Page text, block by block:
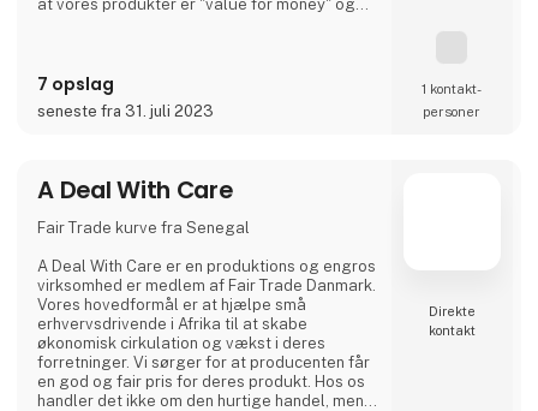
at vores produkter er "value for money" og
for Burel Mountain Originals.
7 opslag
seneste fra 31. juli 2023
1 kontakt­
personer
A Deal With Care
Fair Trade kurve fra Senegal
A Deal With Care er en produktions og engros
virksomhed er medlem af Fair Trade Danmark.
Vores hovedformål er at hjælpe små
erhvervsdrivende i Afrika til at skabe
økonomisk cirkulation og vækst i deres
forretninger. Vi sørger for at producenten får
en god og fair pris for deres produkt. Hos os
handler det ikke om den hurtige handel, men
Direkte
kontakt